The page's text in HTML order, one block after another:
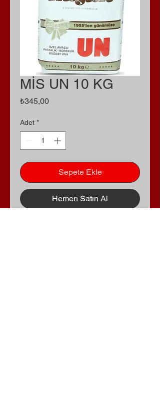
MİS UN 10 KG
₺345,00Fiyat
Adet *
Sepete Ekle
Hemen Satın Al